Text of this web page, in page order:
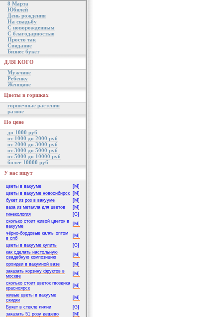
8 Марта
Юбилей
День рождения
На свадьбу
С новорожденным
С благодарностью
Просто так
Свидание
Бизнес букет
ДЛЯ КОГО
Мужчине
Ребенку
Женщине
Цветы в горшках
горшечные растения
разное
По цене
до 1000 руб
от 1000 до 2000 руб
от 2000 до 3000 руб
от 3000 до 5000 руб
от 5000 до 10000 руб
более 10000 руб
У нас ищут
цветы в вакууме
[M]
цветы в вакууме новосибирск
[M]
букет из роз в вакууме
[M]
ваза из металла для цветов
[M]
гинекология
[G]
сколько стоит живой цветок в
вакууме
[M]
чёрно-бордовые каллы оптом
в спб
[M]
цветы в вакууме купить
[G]
как сделать настольную
свадебную композицию
[M]
орхидеи в вакумной вазе
[M]
заказать корзину фруктов в
москве
[M]
сколько стоит цветок гвоздика
красноярск
[M]
живые цветы в вакууме
скидки
[M]
Букет в стекле лилии
[G]
заказать 51 розу дешево
[M]